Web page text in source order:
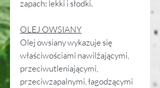
zapach: lekki i słodki.
OLEJ OWSIANY
Olej owsiany wykazuje się
właściwościami nawilżającymi,
przeciwutleniającymi,
przeciwzapalnymi, łagodzącymi